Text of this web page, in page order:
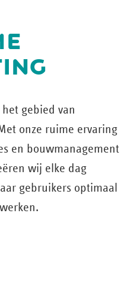
het gebied van
onze ruime ervaring
en bouw­management
wij elke dag
gebruikers optimaal